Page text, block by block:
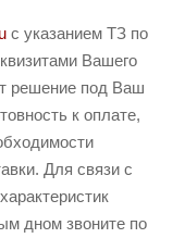
с указанием ТЗ по
Вашего
решение под Ваш
к оплате,
Для связи с
дном звоните по